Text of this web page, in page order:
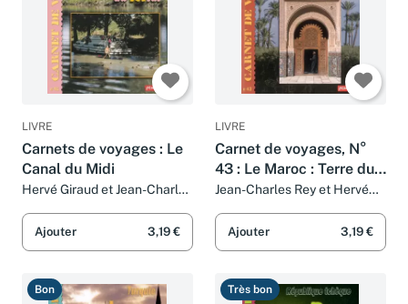
LIVRE
Carnets de voyages : Le
Canal du Midi
Hervé Giraud et Jean-Charles
Ajouter 3,19 €
LIVRE
Carnet de voyages, N°
43 : Le Maroc : Terre du
Maghreb
Jean-Charles Rey et Hervé
Ajouter 3,19 €
Bon Très bon